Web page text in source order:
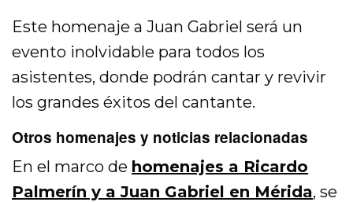
Este homenaje a Juan Gabriel será un
evento inolvidable para todos los
asistentes, donde podrán cantar y revivir
los grandes éxitos del cantante.
Otros homenajes y noticias relacionadas
En el marco de homenajes a Ricardo
Palmerín y a Juan Gabriel en Mérida, se